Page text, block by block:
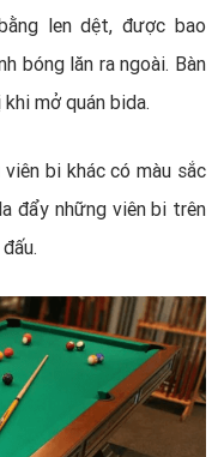
len dệt, được bao
bóng lăn ra ngoài. Bàn
mở quán bida.
bi khác có màu sắc
đẩy những viên bi trên